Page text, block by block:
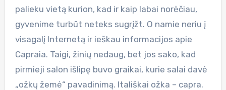
palieku vietą kurion, kad ir kaip labai norėčiau,
gyvenime turbūt neteks sugrįžt. O namie neriu į
visagalį Internetą ir ieškau informacijos apie
Capraia. Taigi, žinių nedaug, bet jos sako, kad
pirmieji salon išlipę buvo graikai, kurie salai davė
„ožkų žemė“ pavadinimą. Itališkai ožka – capra.